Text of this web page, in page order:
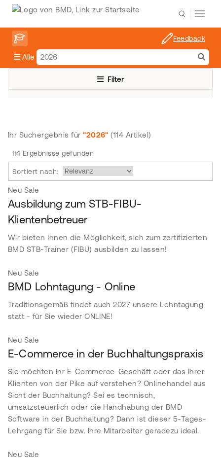
Alle
Feedback
Filter
Ihr Suchergebnis für"2026" (114 Artikel)
114 Ergebnisse gefunden
Sortiert nach:
Neu Sale
Ausbildung zum STB-FIBU-
Klientenbetreuer
Wir bieten Ihnen die Möglichkeit, sich zum zertifizierten
BMD STB-Trainer (FIBU) ausbilden zu lassen!
Neu Sale
BMD Lohntagung - Online
Traditionsgemäß findet auch 2027 unsere Lohntagung
statt - für Sie wieder ONLINE!
Neu Sale
E-Commerce in der Buchhaltungspraxis
Sie möchten Ihr E-Commerce-Geschäft oder das Ihrer
Klienten von der Pike auf verstehen? Onlinehandel aus
Sicht der Buchhaltung? Sei es technisch,
umsatzsteuerlich oder die Handhabung der BMD
Software in der Buchhaltung? Dann ist dieser 5-Tages-
Lehrgang für Sie bzw. Ihre Mitarbeiter geradezu ideal.
Neu Sale